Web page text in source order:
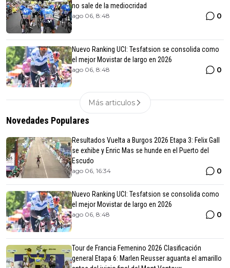
no sale de la mediocridad
ago 06, 8:48 0
Nuevo Ranking UCI: Tesfatsion se consolida como
el mejor Movistar de largo en 2026
ago 06, 8:48 0
Más articulos
Novedades Populares
Resultados Vuelta a Burgos 2026 Etapa 3: Felix Gall
se exhibe y Enric Mas se hunde en el Puerto del
Escudo
ago 06, 16:34 0
Nuevo Ranking UCI: Tesfatsion se consolida como
el mejor Movistar de largo en 2026
ago 06, 8:48 0
Tour de Francia Femenino 2026 Clasificación
general Etapa 6: Marlen Reusser aguanta el amarillo